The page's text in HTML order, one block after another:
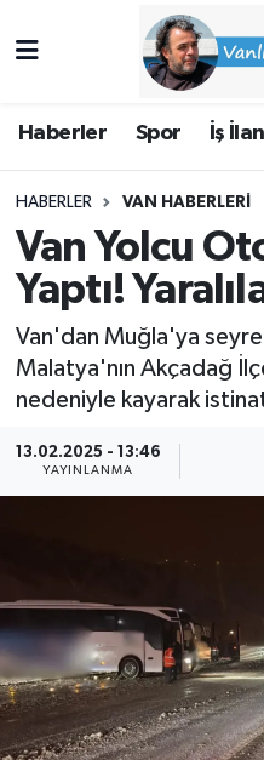
Haberler Spor İş
HABERLER VAN HABERLERI
Van Yolcu
Yaptı!
Van'dan Muğla'ya
Malatya'nın Akçadağ
nedeniyle kayarak
13.02.2025 - 13:46
YAYINLANMA
Van Rehberi
Etkinlikler
Köşe Yazıları
Hakkımda
İpekyolu Nöbetçi
Süper Lig Puan
Tüm Manşetler
Son Dakika
Haber Arşivi